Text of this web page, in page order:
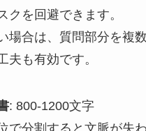
クを回避できます。
場合は、質問部分を複
夫も有効です。
: 800-1200文字